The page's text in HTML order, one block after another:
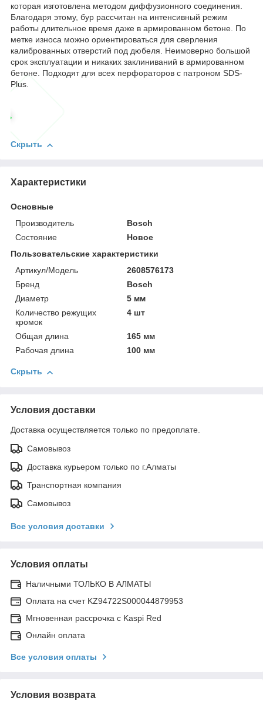
которая изготовлена методом диффузионного соединения.
Благодаря этому, бур рассчитан на интенсивный режим
работы длительное время даже в армированном бетоне. По
метке износа можно ориентироваться для сверления
калиброванных отверстий под дюбеля. Неимоверно большой
срок эксплуатации и никаких заклиниваний в армированном
бетоне. Подходят для всех перфораторов с патроном SDS-
Plus.
Скрыть
Характеристики
Основные
Производитель
Bosch
Состояние
Новое
Пользовательские характеристики
Артикул/Модель
2608576173
Бренд
Bosch
Диаметр
5 мм
Количество режущих
кромок
4 шт
Общая длина
165 мм
Рабочая длина
100 мм
Скрыть
Условия доставки
Доставка осуществляется только по предоплате.
Самовывоз
Доставка курьером только по г.Алматы
Транспортная компания
Самовывоз
Все условия доставки
Условия оплаты
Наличными ТОЛЬКО В АЛМАТЫ
Оплата на счет KZ94722S000044879953
Мгновенная рассрочка с Kaspi Red
Онлайн оплата
Все условия оплаты
Условия возврата